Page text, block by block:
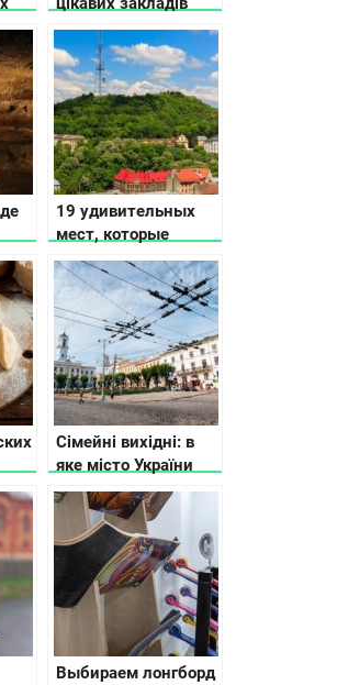
Львова
19 удивительных
мест, которые
нужно посетить
Львове
Сімейні вихідні: в
яке місто України
поїхати з дітьми
Выбираем лонгборд